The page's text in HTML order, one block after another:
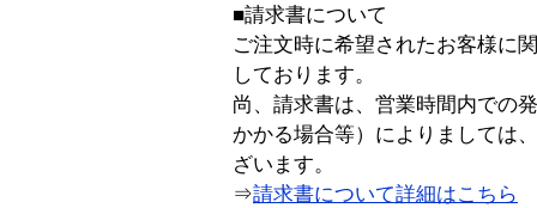
■請求書について
ご注文時に希望されたお客様に
しております。
尚、請求書は、営業時間内での
かかる場合等）によりましては
ざいます。
⇒請求書について詳細はこちら